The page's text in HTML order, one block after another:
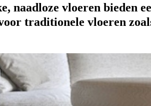
naadloze vloeren bieden
traditionele vloeren